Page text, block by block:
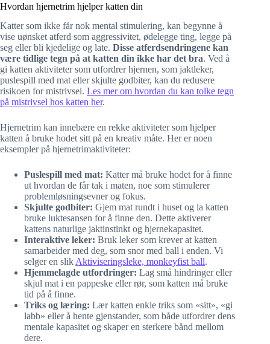
Hvordan hjernetrim hjelper katten din
Katter som ikke får nok mental stimulering, kan begynne å
vise uønsket atferd som aggressivitet, ødelegge ting, legge på
seg eller bli kjedelige og late. Disse atferdsendringene kan
være tidlige tegn på at katten din ikke har det bra. Ved å
gi katten aktiviteter som utfordrer hjernen, som jaktleker,
puslespill med mat eller skjulte godbiter, kan du redusere
risikoen for mistrivsel. Les mer om hvordan du kan tolke tegn
på mistrivsel hos katten her.
Hjernetrim kan innebære en rekke aktiviteter som hjelper
katten å bruke hodet sitt på en kreativ måte. Her er noen
eksempler på hjernetrimaktiviteter:
Puslespill med mat: Katter må bruke hodet for å finne
ut hvordan de får tak i maten, noe som stimulerer
problemløsningsevner og fokus.
Skjulte godbiter: Gjem mat rundt i huset og la katten
bruke luktesansen for å finne den. Dette aktiverer
kattens naturlige jaktinstinkt og hjernekapasitet.
Interaktive leker: Bruk leker som krever at katten
samarbeider med deg, som snor med ball i enden. Vi
selger en slik Aktiviseringsleke, monkeyfist ball.
Hjemmelagde utfordringer: Lag små hindringer eller
skjul mat i en pappeske eller rør, som katten må bruke
tid på å finne.
Triks og læring: Lær katten enkle triks som «sitt», «gi
labb» eller å hente gjenstander, som både utfordrer dens
mentale kapasitet og skaper en sterkere bånd mellom
dere.